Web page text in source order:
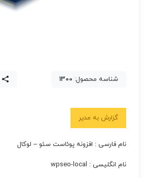
شناسه محصول: 1300
گزارش به مدیر
نام فارسی : افزونه پوئاست سئو – لوکال
نام انگلیسی : wpseo-local